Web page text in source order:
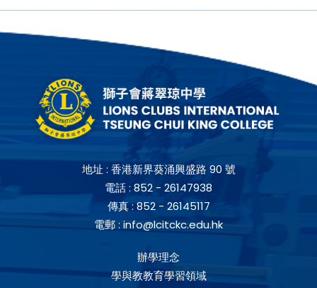
地址 : 香港新界葵涌興盛路 90 號
電話 : 852 - 26147938
傳真 :852 - 26145117
電郵 : info@lcitckc.edu.hk
辦學理念
學與教教育學習領域